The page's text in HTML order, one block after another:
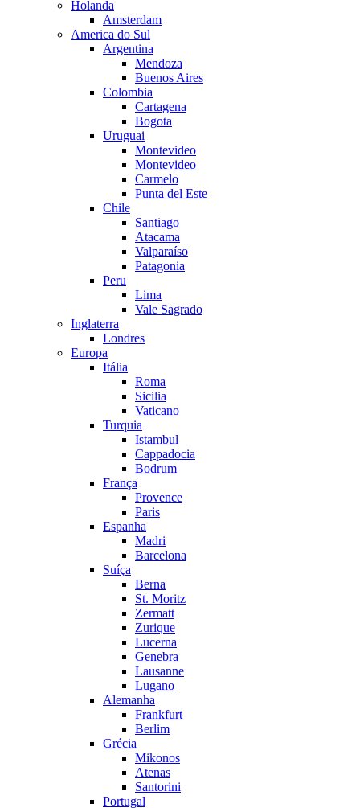
Holanda
Amsterdam
America do Sul
Argentina
Mendoza
Buenos Aires
Colombia
Cartagena
Bogota
Uruguai
Montevideo
Montevideo
Carmelo
Punta del Este
Chile
Santiago
Atacama
Valparaíso
Patagonia
Peru
Lima
Vale Sagrado
Inglaterra
Londres
Europa
Itália
Roma
Sicilia
Vaticano
Turquia
Istambul
Cappadocia
Bodrum
França
Provence
Paris
Espanha
Madri
Barcelona
Suíça
Berna
St. Moritz
Zermatt
Zurique
Lucerna
Genebra
Lausanne
Lugano
Alemanha
Frankfurt
Berlim
Grécia
Mikonos
Atenas
Santorini
Portugal